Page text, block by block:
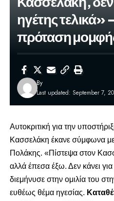
ηγέτης τελικά»
πρόταση
Last updated: September 7,
By
Αυτοκριτική για την
Κασσελάκη έκανε σύμφωνα
Πολάκης. «Πίστεψα στον
αλλά έπεσα έξω. Δεν κάνει
διεμήνυσε στην ομιλία του
ευθέως θέμα ηγεσίας.